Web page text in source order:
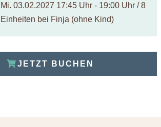
Mi. 03.02.2027 17:45 Uhr - 19:00 Uhr / 8
Einheiten bei Finja (ohne Kind)
JETZT BUCHEN